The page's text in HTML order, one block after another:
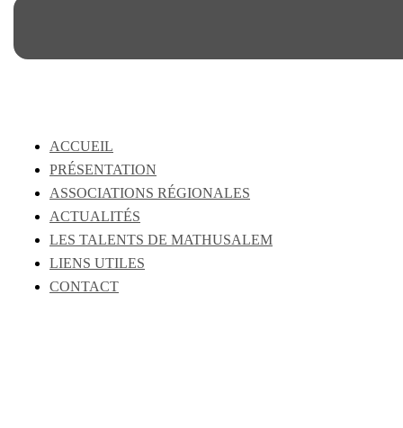
ACCUEIL
PRÉSENTATION
ASSOCIATIONS RÉGIONALES
ACTUALITÉS
LES TALENTS DE MATHUSALEM
LIENS UTILES
CONTACT